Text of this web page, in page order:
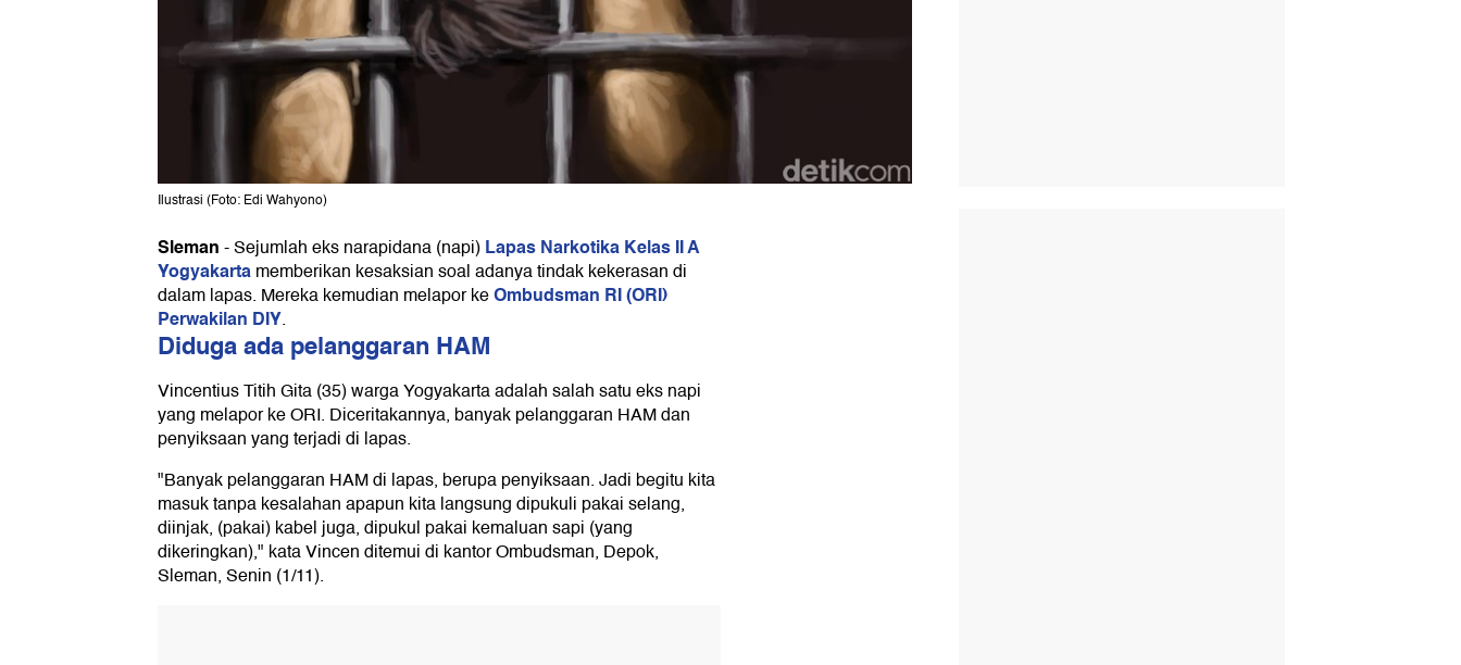
Ilustrasi (Foto: Edi Wahyono)
Sleman-Sejumlah eks narapidana (napi)Lapas Narkotika Kelas II A
Yogyakartamemberikan kesaksian soal adanya tindak kekerasan di
dalam lapas. Mereka kemudian melapor keOmbudsman RI (ORI)
Perwakilan DIY.
Diduga ada pelanggaran HAM
Vincentius Titih Gita (35) warga Yogyakarta adalah salah satu eks napi
yang melapor ke ORI. Diceritakannya, banyak pelanggaran HAM dan
penyiksaan yang terjadi di lapas.
"Banyak pelanggaran HAM di lapas, berupa penyiksaan. Jadi begitu kita
masuk tanpa kesalahan apapun kita langsung dipukuli pakai selang,
diinjak, (pakai) kabel juga, dipukul pakai kemaluan sapi (yang
dikeringkan)," kata Vincen ditemui di kantor Ombudsman, Depok,
Sleman, Senin (1/11).